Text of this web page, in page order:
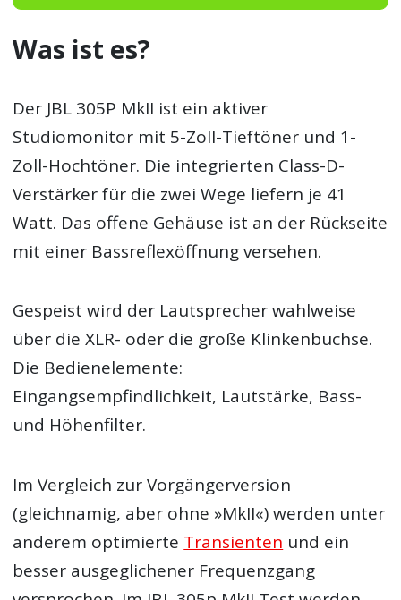
Was ist es?
Der JBL 305P MkII ist ein aktiver
Studiomonitor mit 5-Zoll-Tieftöner und 1-
Zoll-Hochtöner. Die integrierten Class-D-
Verstärker für die zwei Wege liefern je 41
Watt. Das offene Gehäuse ist an der Rückseite
mit einer Bassreflexöffnung versehen.
Gespeist wird der Lautsprecher wahlweise
über die XLR- oder die große Klinkenbuchse.
Die Bedienelemente:
Eingangsempfindlichkeit, Lautstärke, Bass-
und Höhenfilter.
Im Vergleich zur Vorgängerversion
(gleichnamig, aber ohne »MkII«) werden unter
anderem optimierte Transienten und ein
besser ausgeglichener Frequenzgang